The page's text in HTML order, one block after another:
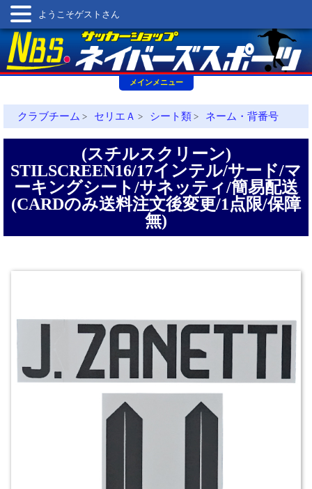
メインメニュー
ようこそゲストさん
クラブチーム > セリエＡ > シート類 > ネーム・背番号
(スチルスクリーン)
STILSCREEN16/17インテル/サード/マ
ーキングシート/サネッティ/簡易配送
(CARDのみ送料注文後変更/1点限/保障
無)